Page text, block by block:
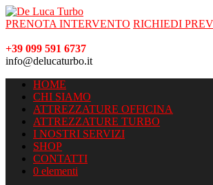
PRENOTA INTERVENTO RICHIEDI
+39 099 591 6737
info@delucaturbo.it
HOME
CHI SIAMO
ATTREZZATURE OFFICINA
ATTREZZATURE TURBO
I NOSTRI SERVIZI
SHOP
CONTATTI
0 elementi